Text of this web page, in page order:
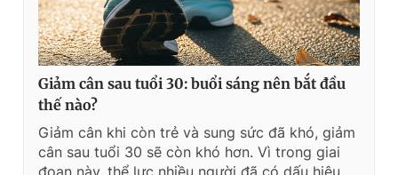
Giảm cân sau tuổi 30: buổi sáng nên bắt đầu
thế nào?
Giảm cân khi còn trẻ và sung sức đã khó, giảm
cân sau tuổi 30 sẽ còn khó hơn. Vì trong giai